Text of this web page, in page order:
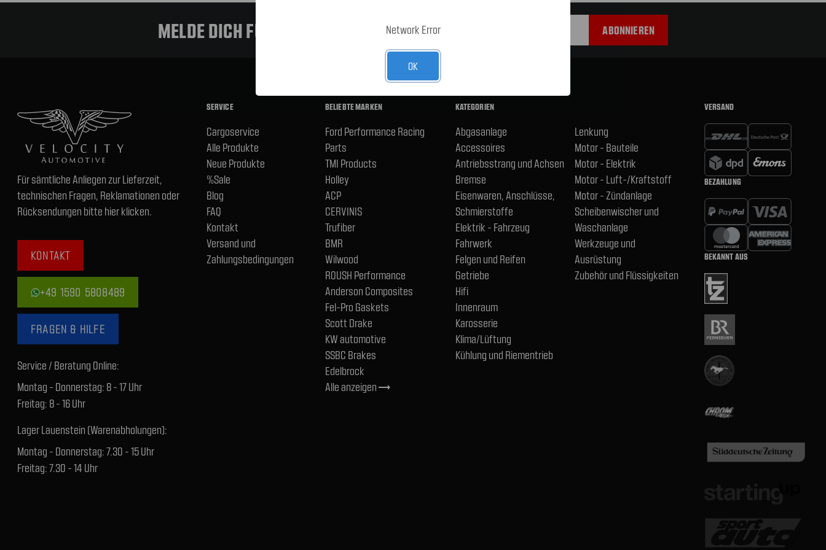
MELDE DICH FÜR UNSEREN NEWSLETTER AN
Für sämtliche Anliegen zur Lieferzeit,
technischen Fragen, Reklamationen oder
Rücksendungen bitte hier klicken.
KONTAKT
+49 1590 5808489
FRAGEN & HILFE
Service / Beratung Online:
Montag - Donnerstag: 8 - 17 Uhr
Freitag: 8 - 16 Uhr
Lager Lauenstein (Warenabholungen):
Montag - Donnerstag: 7.30 - 15 Uhr
Freitag: 7.30 - 14 Uhr
SERVICE
Cargoservice
Alle Produkte
Neue Produkte
%Sale
Blog
FAQ
Kontakt
Versand und
Zahlungsbedingungen
BELIEBTE MARKEN
Ford Performance Racing
Parts
TMI Products
Holley
ACP
CERVINIS
Trufiber
BMR
Wilwood
ROUSH Performance
Anderson Composites
Fel-Pro Gaskets
Scott Drake
KW automotive
SSBC Brakes
Edelbrock
Alle anzeigentrending_flat
KATEGORIEN
Abgasanlage
Accessoires
Antriebsstrang und Achsen
Bremse
Eisenwaren, Anschlüsse,
Schmierstoffe
Elektrik - Fahrzeug
Fahrwerk
Felgen und Reifen
Getriebe
Hifi
Innenraum
Karosserie
Klima/Lüftung
Kühlung und Riementrieb
Lenkung
Motor - Bauteile
Motor - Elektrik
Motor - Luft-/Kraftstoff
Motor - Zündanlage
Scheibenwischer und
Waschanlage
Werkzeuge und
Ausrüstung
Zubehör und Flüssigkeiten
VERSAND
BEZAHLUNG
BEKANNT AUS
Network Error
OK